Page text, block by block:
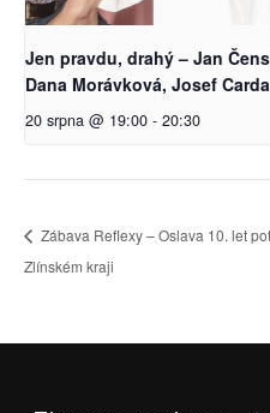
Jen pravdu, drahý – Jan
Dana Morávková, Josef Carda
20 srpna @ 19:00 - 20:30
Zábava Reflexy – Oslava 10. let
Zlínském kraji